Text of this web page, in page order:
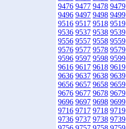
9476 9477 9478 9479
9496 9497 9498 9499
9516 9517 9518 9519
9536 9537 9538 9539
9556 9557 9558 9559
9576 9577 9578 9579
9596 9597 9598 9599
9616 9617 9618 9619
9636 9637 9638 9639
9656 9657 9658 9659
9676 9677 9678 9679
9696 9697 9698 9699
9716 9717 9718 9719
9736 9737 9738 9739